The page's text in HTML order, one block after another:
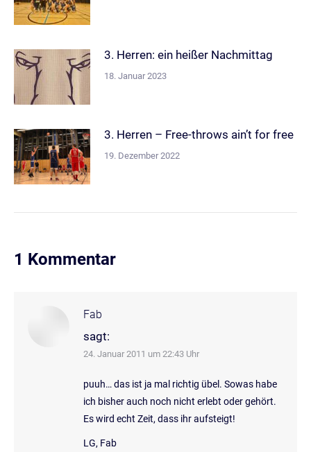
3. Herren: ein heißer Nachmittag
18. Januar 2023
3. Herren – Free-throws ain’t for free
19. Dezember 2022
1 Kommentar
Fab
sagt:
24. Januar 2011 um 22:43 Uhr
puuh… das ist ja mal richtig übel. Sowas habe
ich bisher auch noch nicht erlebt oder gehört.
Es wird echt Zeit, dass ihr aufsteigt!
LG, Fab